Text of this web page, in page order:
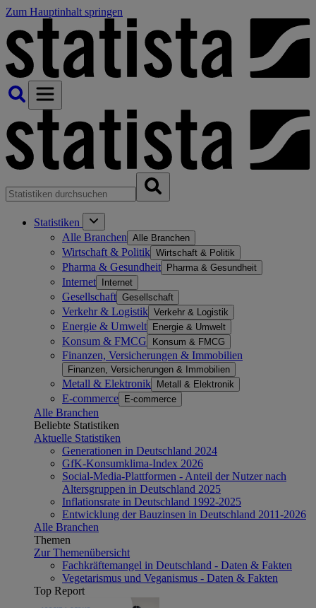
Zum Hauptinhalt springen
Statistiken
Alle Branchen Alle Branchen
Wirtschaft & Politik Wirtschaft & Politik
Pharma & Gesundheit Pharma & Gesundheit
Internet Internet
Gesellschaft Gesellschaft
Verkehr & Logistik Verkehr & Logistik
Energie & Umwelt Energie & Umwelt
Konsum & FMCG Konsum & FMCG
Finanzen, Versicherungen & Immobilien
Finanzen, Versicherungen & Immobilien
Metall & Elektronik Metall & Elektronik
E-commerce E-commerce
Alle Branchen
Beliebte Statistiken
Aktuelle Statistiken
Generationen in Deutschland 2024
GfK-Konsumklima-Index 2026
Social-Media-Plattformen - Anteil der Nutzer nach
Altersgruppen in Deutschland 2025
Inflationsrate in Deutschland 1992-2025
Entwicklung der Bauzinsen in Deutschland 2011-2026
Alle Branchen
Themen
Zur Themenübersicht
Fachkräftemangel in Deutschland - Daten & Fakten
Vegetarismus und Veganismus - Daten & Fakten
Top Report